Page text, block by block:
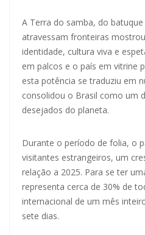
A Terra do samba, do
atravessam fronteiras
identidade, cultura viva e
em palcos e o país em vitrine
esta potência se traduziu em
consolidou o Brasil como um
desejados do planeta.
Durante o período de folia, o
visitantes estrangeiros, um
relação a 2025. Para se ter
representa cerca de 30% de
internacional de um mês
sete dias.